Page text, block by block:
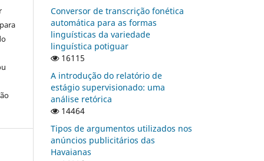
Conversor de transcrição fonética
automática para as formas
linguísticas da variedade
linguística potiguar
16115
A introdução do relatório de
estágio supervisionado: uma
análise retórica
14464
Tipos de argumentos utilizados nos
anúncios publicitários das
Havaianas